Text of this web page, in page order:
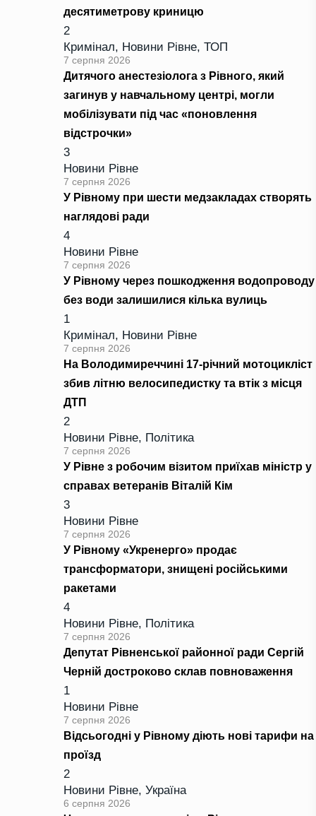
десятиметрову криницю
2
Кримінал, Новини Рівне, ТОП
7 серпня 2026
Дитячого анестезіолога з Рівного, який
загинув у навчальному центрі, могли
мобілізувати під час «поновлення
відстрочки»
3
Новини Рівне
7 серпня 2026
У Рівному при шести медзакладах створять
наглядові ради
4
Новини Рівне
7 серпня 2026
У Рівному через пошкодження водопроводу
без води залишилися кілька вулиць
1
Кримінал, Новини Рівне
7 серпня 2026
На Володимиреччині 17-річний мотоцикліст
збив літню велосипедистку та втік з місця
ДТП
2
Новини Рівне, Політика
7 серпня 2026
У Рівне з робочим візитом приїхав міністр у
справах ветеранів Віталій Кім
3
Новини Рівне
7 серпня 2026
У Рівному «Укренерго» продає
трансформатори, знищені російськими
ракетами
4
Новини Рівне, Політика
7 серпня 2026
Депутат Рівненської районної ради Сергій
Черній достроково склав повноваження
1
Новини Рівне
7 серпня 2026
Відсьогодні у Рівному діють нові тарифи на
проїзд
2
Новини Рівне, Україна
6 серпня 2026